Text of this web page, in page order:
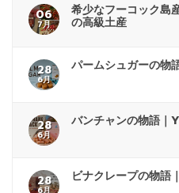
06
7月
希少なフーコック島
の高級土産
28
6月
パームシュガーの
28
6月
バンチャンの物語
28
6月
ビナクレープの物